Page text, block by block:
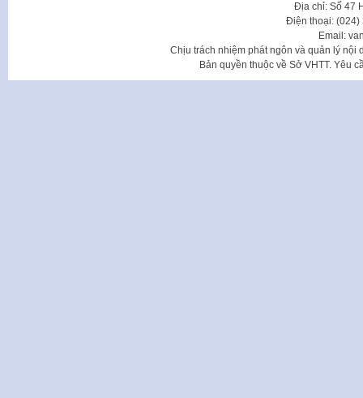
Địa chỉ: Số 47
Điện thoại: (024)
Email:
Chịu trách nhiệm phát ngôn và quản lý nội
Bản quyền thuộc về Sở VHTT. Yêu